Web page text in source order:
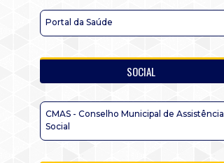
Portal da Saúde
SOCIAL
CMAS - Conselho Municipal de Assistência
Social